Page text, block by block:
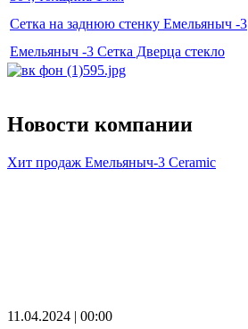
Сетка на заднюю стенку Емельяныч -3
Емельяныч -3 Сетка Дверца стекло
Новости компании
Хит продаж Емельяныч-3 Ceramic
11.04.2024 | 00:00